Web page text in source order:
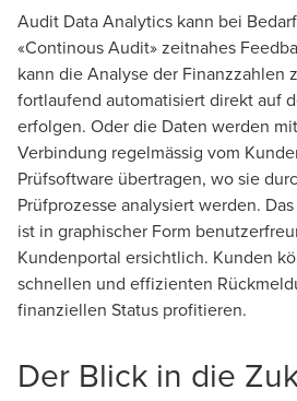
Audit Data Analytics kann bei
«Continous Audit» zeitnahes
kann die Analyse der Finanzzahlen
fortlaufend automatisiert direkt auf
erfolgen. Oder die Daten werden
Verbindung regelmässig vom
Prüfsoftware übertragen, wo sie
Prüfprozesse analysiert werden.
ist in graphischer Form
Kundenportal ersichtlich. Kunden
schnellen und effizienten
finanziellen Status profitieren.
Der Blick in die